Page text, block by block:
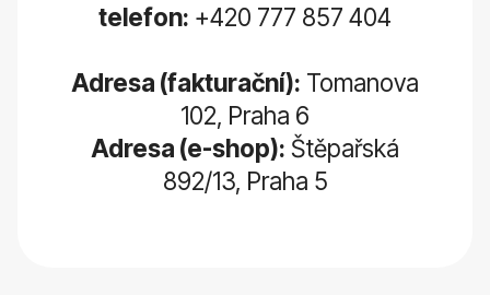
telefon: +420 777 857 404
Adresa (fakturační): Tomanova
102, Praha 6
Adresa (e-shop): Štěpařská
892/13, Praha 5